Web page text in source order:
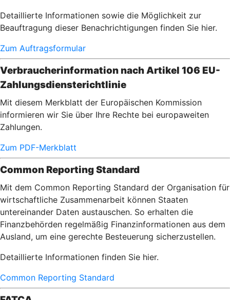
Detaillierte Informationen sowie die Möglichkeit zur
Beauftragung dieser Benachrichtigungen finden Sie hier.
Zum Auftragsformular
Verbraucherinformation nach Artikel 106 EU-
Zahlungsdiensterichtlinie
Mit diesem Merkblatt der Europäischen Kommission
informieren wir Sie über Ihre Rechte bei europaweiten
Zahlungen.
Zum PDF-Merkblatt
Common Reporting Standard
Mit dem Common Reporting Standard der Organisation für
wirtschaftliche Zusammenarbeit können Staaten
untereinander Daten austauschen. So erhalten die
Finanzbehörden regelmäßig Finanzinformationen aus dem
Ausland, um eine gerechte Besteuerung sicherzustellen.
Detaillierte Informationen finden Sie hier.
Common Reporting Standard